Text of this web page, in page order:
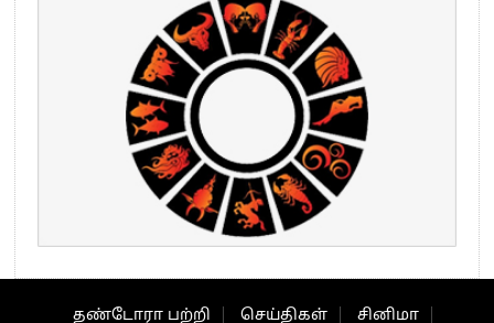
தண்டோரா பற்றி செய்திகள் சினிமா